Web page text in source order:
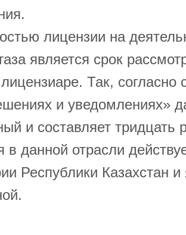
лицензии на
является срок
Так, согласно
и уведомлениях»
и составляет тридцать
в данной отрасли
Республики Казахстан и